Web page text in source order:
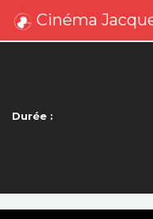
Cinéma
Durée :